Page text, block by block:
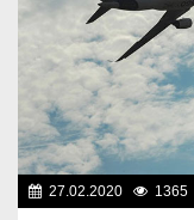
27.02.2020 1365